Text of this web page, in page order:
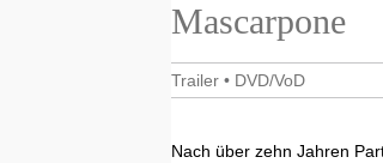
Mascarpone
Trailer• DVD/VoD
Nach über zehn Jahren